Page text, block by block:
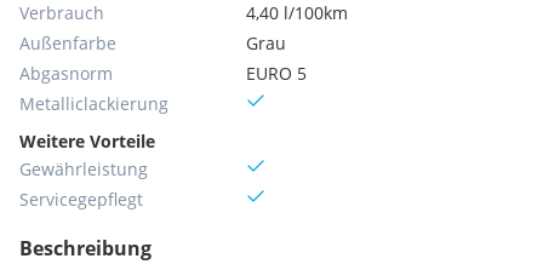
Verbrauch
4,40 l/100km
Außenfarbe
Grau
Abgasnorm
EURO 5
Metallic­lackierung
Weitere Vorteile
Gewährleistung
Servicegepflegt
Beschreibung